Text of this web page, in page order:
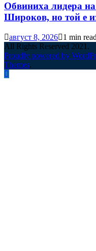
Обвиниха лидера
Широков, но той е
август 8, 2026
1 min read
All Rights Reserved 2021.
Proudly powered by
Themes.